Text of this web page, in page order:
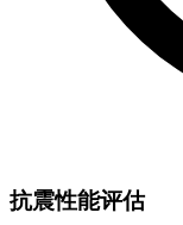
抗震性能评估